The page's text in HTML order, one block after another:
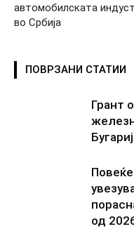
автомобилската
во Србија
ПОВРЗАНИ СТАТИИ
Грант
од